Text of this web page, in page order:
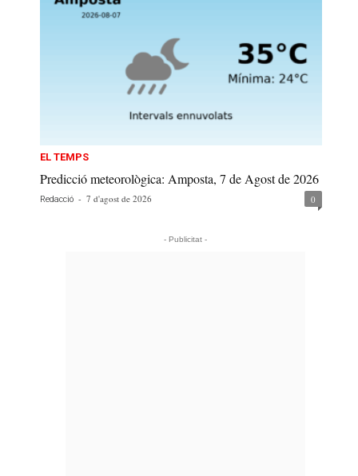
EL TEMPS
Predicció meteorològica: Amposta, 7 de Agost de 2026
Redacció - 7 d'agost de 2026 0
- Publicitat -